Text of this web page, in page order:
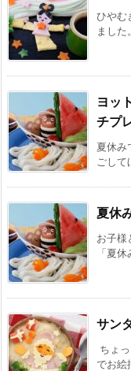
ひやむ
まし
ヨッ
チプ
夏休み
ごし
夏休
お子様
「夏
サン
ちょ
でお絵